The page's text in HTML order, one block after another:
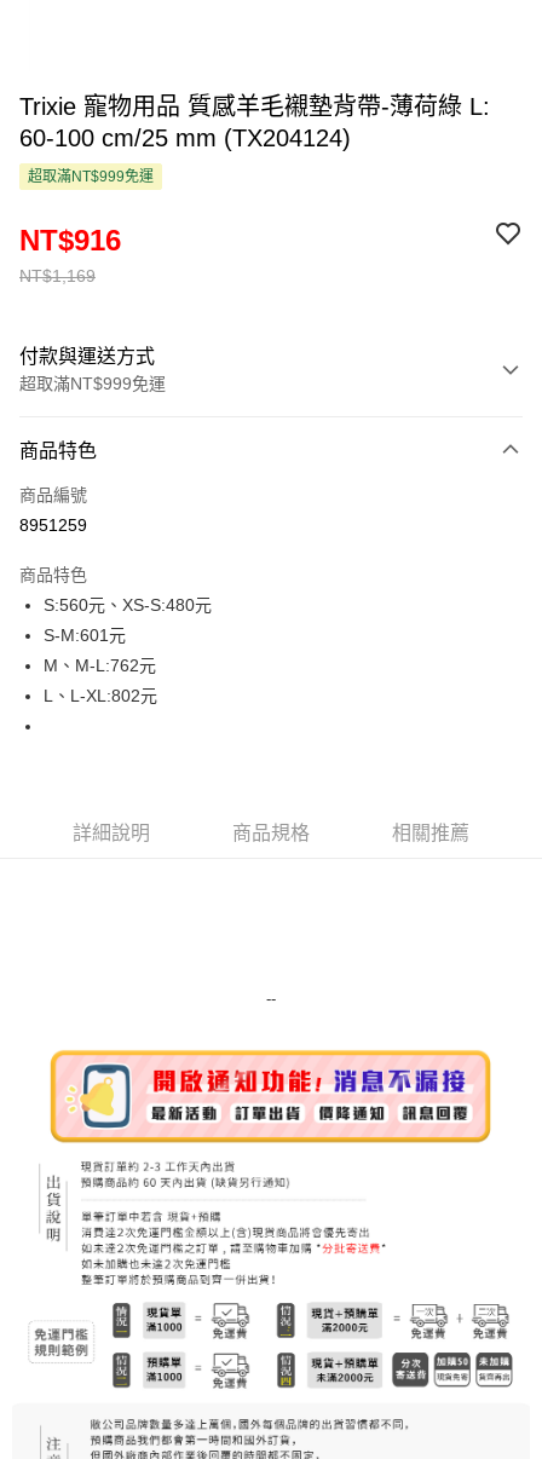
Trixie 寵物用品 質感羊毛襯墊背帶-薄荷綠 L:
60-100 cm/25 mm (TX204124)
超取滿NT$999免運
NT$1,169
NT$916
付款與運送方式
超取滿NT$999免運
信用卡一次付款
超商取貨付款
Apple Pay
街口支付
悠遊付
Google Pay
運送方式
每筆NT$80，滿NT$999(含以上)免運費
7-11純取貨 (先付款
每筆NT$80，滿NT$999(含以上)免運費
宅配
每筆NT$100，滿NT$999(含以上)免運費
離島宅配（澎湖、金門、馬祖、小琉球）
付款後門市自取
商品特色
商品編號
8951259
商品特色
S:560元、XS-S:480元
S-M:601元
M、M-L:762元
L、L-XL:802元
詳細說明 商品規格 相關推薦
--